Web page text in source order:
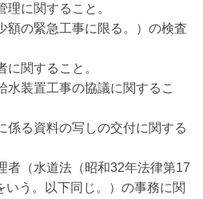
に関すること。
額の緊急工事に限る。）の検査
関すること。
水装置工事の協議に関するこ
係る資料の写しの交付に関する
者（水道法（昭和32年法律第17
う。以下同じ。）の事務に関